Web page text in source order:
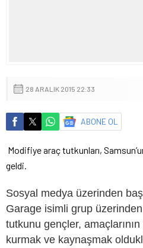
28 ARALIK 2015 22:33
ABONE OL
Modifiye araç tutkunları,
geldi.
Sosyal medya üzerinden
Garage isimli grup
tutkunu gençler,
kurmak ve kaynaşmak